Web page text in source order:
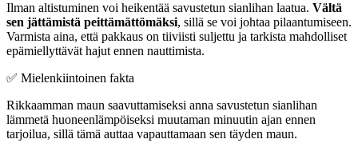
Ilman altistuminen voi heikentää savustetun sianlihan laatua. Vältä
sen jättämistä peittämättömäksi, sillä se voi johtaa pilaantumiseen.
Varmista aina, että pakkaus on tiiviisti suljettu ja tarkista mahdolliset
epämiellyttävät hajut ennen nauttimista.
✅ Mielenkiintoinen fakta
Rikkaamman maun saavuttamiseksi anna savustetun sianlihan
lämmetä huoneenlämpöiseksi muutaman minuutin ajan ennen
tarjoilua, sillä tämä auttaa vapauttamaan sen täyden maun.